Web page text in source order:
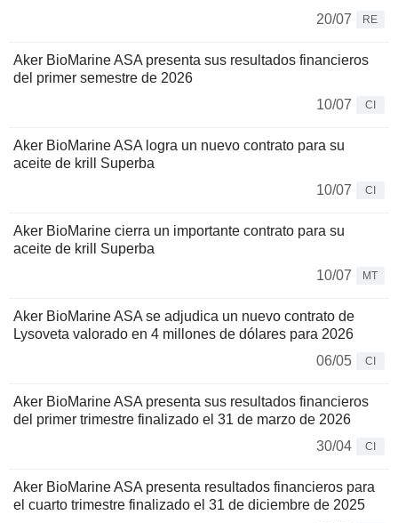
20/07
RE
Aker BioMarine ASA presenta sus resultados financieros
del primer semestre de 2026
10/07
CI
Aker BioMarine ASA logra un nuevo contrato para su
aceite de krill Superba
10/07
CI
Aker BioMarine cierra un importante contrato para su
aceite de krill Superba
10/07
MT
Aker BioMarine ASA se adjudica un nuevo contrato de
Lysoveta valorado en 4 millones de dólares para 2026
06/05
CI
Aker BioMarine ASA presenta sus resultados financieros
del primer trimestre finalizado el 31 de marzo de 2026
30/04
CI
Aker BioMarine ASA presenta resultados financieros para
el cuarto trimestre finalizado el 31 de diciembre de 2025